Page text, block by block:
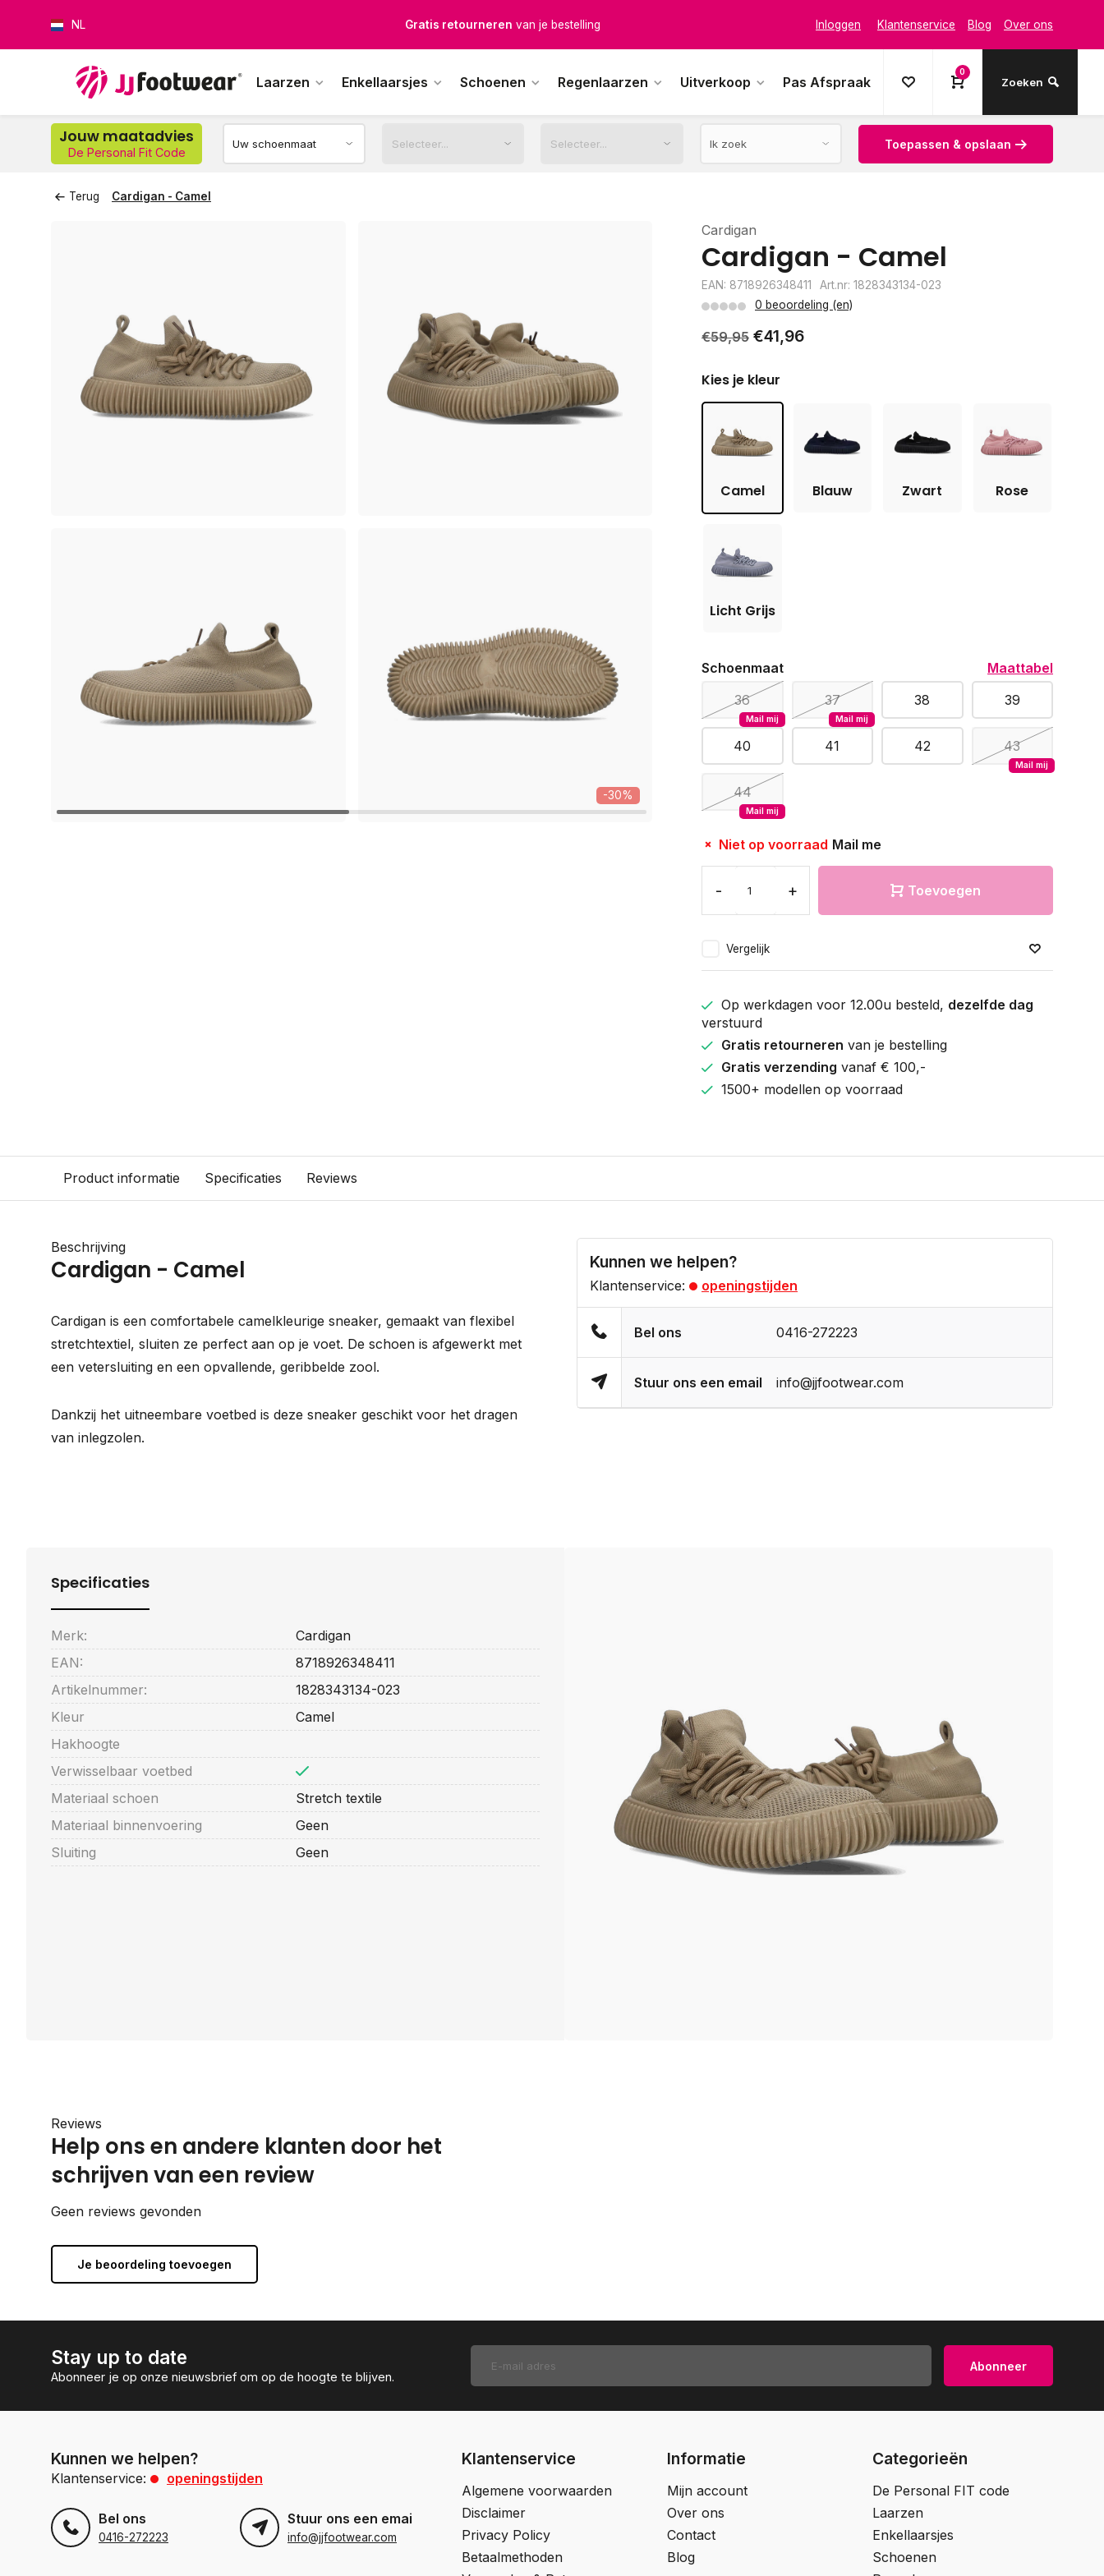
NL Gratis verzendingvanaf € 100,-
Op werkdagen voor 12.00u besteld,
Inloggen Klantenservice Blog Over ons
Laarzen Enkellaarsjes Schoenen Regenlaarzen Uitverkoop Pas Afspraak
0
Zoeken
Jouw maatadvies
De Personal Fit Code
Toepassen & opslaan
Terug Cardigan - Camel
-30%
Cardigan
Cardigan - Camel
EAN: 8718926348411
Art.nr: 1828343134-023
0 beoordeling (en)
€59,95 €41,96
Kies je kleur
Camel Blauw Zwart Rose
Licht Grijs
Schoenmaat Maattabel
Mail mij
36
Mail mij
37 38 39
40 41 42
Mail mij
43
Mail mij
44
Niet op voorraad Mail me
- + Toevoegen
Vergelijk
Op werkdagen voor 12.00u besteld, dezelfde dag
verstuurd
Gratis retourneren van je bestelling
Gratis verzending vanaf € 100,-
1500+ modellen op voorraad
Product informatie Specificaties Reviews
Beschrijving
Cardigan - Camel
Cardigan is een comfortabele camelkleurige sneaker, gemaakt van flexibel
stretchtextiel, sluiten ze perfect aan op je voet. De schoen is afgewerkt met
een vetersluiting en een opvallende, geribbelde zool.
Dankzij het uitneembare voetbed is deze sneaker geschikt voor het dragen
van inlegzolen.
Kunnen we helpen?
Klantenservice: openingstijden
Bel ons 0416-272223
Stuur ons een email info@jjfootwear.com
Specificaties
Merk:
Cardigan
EAN:
8718926348411
Artikelnummer:
1828343134-023
Kleur
Camel
Hakhoogte
Verwisselbaar voetbed
Materiaal schoen
Stretch textile
Materiaal binnenvoering
Geen
Sluiting
Geen
Reviews
Help ons en andere klanten door het
schrijven van een review
Geen reviews gevonden
Je beoordeling toevoegen
Stay up to date
Abonneer je op onze nieuwsbrief om op de hoogte te blijven.
Abonneer
Kunnen we helpen?
Klantenservice: openingstijden
Bel ons
0416-272223
Stuur ons een email
info@jjfootwear.com
Klantenservice
Algemene voorwaarden
Disclaimer
Privacy Policy
Betaalmethoden
Informatie
Mijn account
Over ons
Contact
Blog
Categorieën
De Personal FIT code
Laarzen
Enkellaarsjes
Schoenen